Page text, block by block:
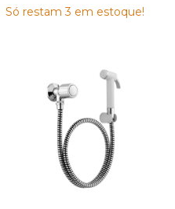
Só restam3 em estoque!